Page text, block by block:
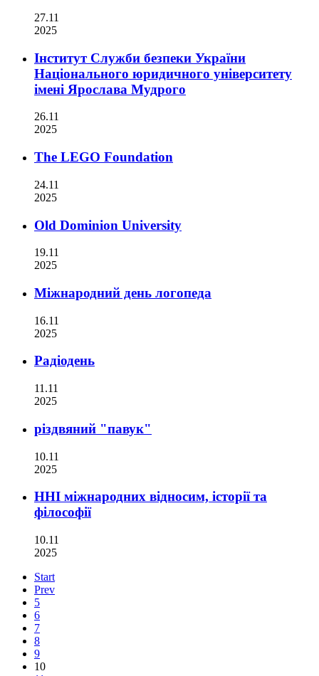
27.11
2025
Інститут Служби безпеки України
Національного юридичного університету
імені Ярослава Мудрого
26.11
2025
The LEGO Foundation
24.11
2025
Old Dominion University
19.11
2025
Міжнародний день логопеда
16.11
2025
Радіодень
11.11
2025
різдвяний "павук"
10.11
2025
ННІ міжнародних відносим, історії та
філософії
10.11
2025
Start
Prev
5
6
7
8
9
10